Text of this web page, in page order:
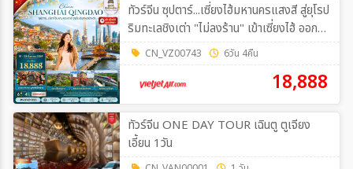
ทัวร์จีน ซุปตาร์...เซี่ยงไฮ้มหานครแสงสี สู่ยุโรป
ริมทะเลชิงเต่า "ไม่ลงร้าน" เข้าเซี่ยงไฮ้ ออกชิง
เต่า 6วัน 4คืน (VZ)
CN_VZ00743 6วัน 4คืน
18,888
ทัวร์จีน ONE DAY TOUR เฉินตู ตูเจียง
เอี้ยน 1วัน